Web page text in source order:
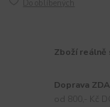
Zboží reálně
Doprava